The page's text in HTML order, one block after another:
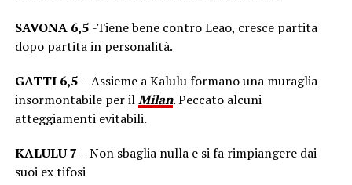
SAVONA 6,5 -Tiene bene contro Leao, cresce partita
dopo partita in personalità.
GATTI 6,5 – Assieme a Kalulu formano una muraglia
insormontabile per ilMilan. Peccato alcuni
atteggiamenti evitabili.
KALULU 7 –Non sbaglia nulla e si fa rimpiangere dai
suoi ex tifosi